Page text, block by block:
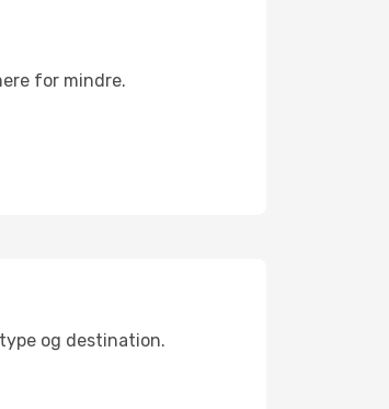
for mindre.
og destination.